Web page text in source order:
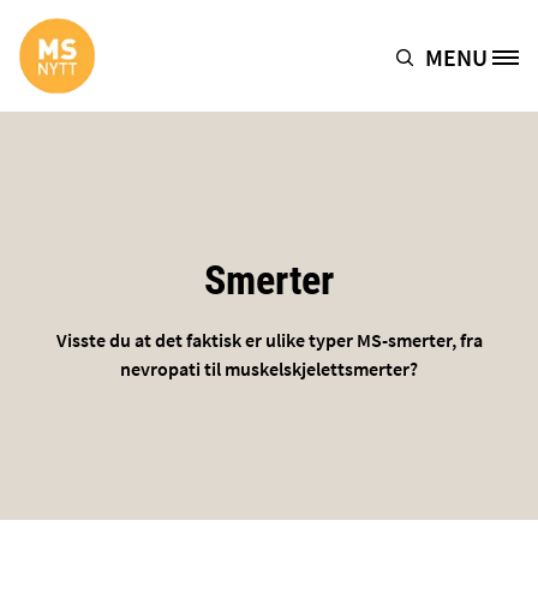
Site Logo MENU
Smerter
Visste du at det faktisk er ulike typer MS-smerter, fra
nevropati til muskelskjelettsmerter?